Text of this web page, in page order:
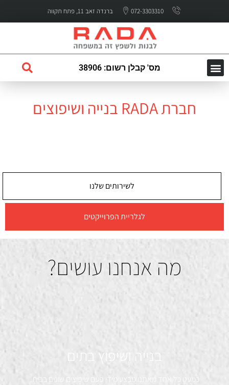
072-3303310 ברנדה זאב 11, פתח תקווה
מס' קבלן רשום: 38906
חברת RADA בנייה ושיפוצים
לשירותים שלנו
לגלריית הפרוייקטים
מה אנחנו עושים?
בנייה ושיפוץ בתים
כמעט כל אחד מאתנו מבצע מידי פעם שיפוצים שונים בבית.